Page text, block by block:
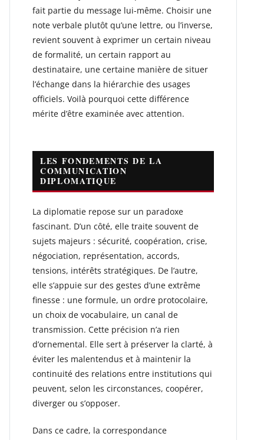
fait partie du message lui-même. Choisir une
note verbale plutôt qu’une lettre, ou l’inverse,
revient souvent à exprimer un certain niveau
de formalité, un certain rapport au
destinataire, une certaine manière de situer
l’échange dans la hiérarchie des usages
officiels. Voilà pourquoi cette différence
mérite d’être examinée avec attention.
LES FONDEMENTS DE LA
COMMUNICATION
DIPLOMATIQUE
La diplomatie repose sur un paradoxe
fascinant. D’un côté, elle traite souvent de
sujets majeurs : sécurité, coopération, crise,
négociation, représentation, accords,
tensions, intérêts stratégiques. De l’autre,
elle s’appuie sur des gestes d’une extrême
finesse : une formule, un ordre protocolaire,
un choix de vocabulaire, un canal de
transmission. Cette précision n’a rien
d’ornemental. Elle sert à préserver la clarté, à
éviter les malentendus et à maintenir la
continuité des relations entre institutions qui
peuvent, selon les circonstances, coopérer,
diverger ou s’opposer.
Dans ce cadre, la correspondance